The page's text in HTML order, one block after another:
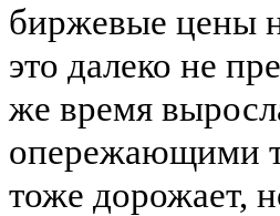
биржевые цены
это далеко не
же время
опережающими
тоже дорожает,